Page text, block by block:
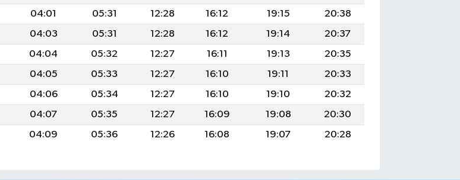
04:01 05:31 12:28 16:12 19:15
20:38
04:03 05:31 12:28 16:12 19:14
20:37
04:04 05:32 12:27 16:11 19:13
20:35
04:05 05:33 12:27 16:10 19:11
20:33
04:06 05:34 12:27 16:10 19:10
20:32
04:07 05:35 12:27 16:09 19:08
20:30
04:09 05:36 12:26 16:08 19:07 20:28